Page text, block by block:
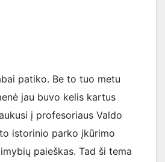
patiko. Be to tuo metu
jau buvo kelis kartus
į profesoriaus Valdo
istorinio parko įkūrimo
paieškas. Tad ši tema